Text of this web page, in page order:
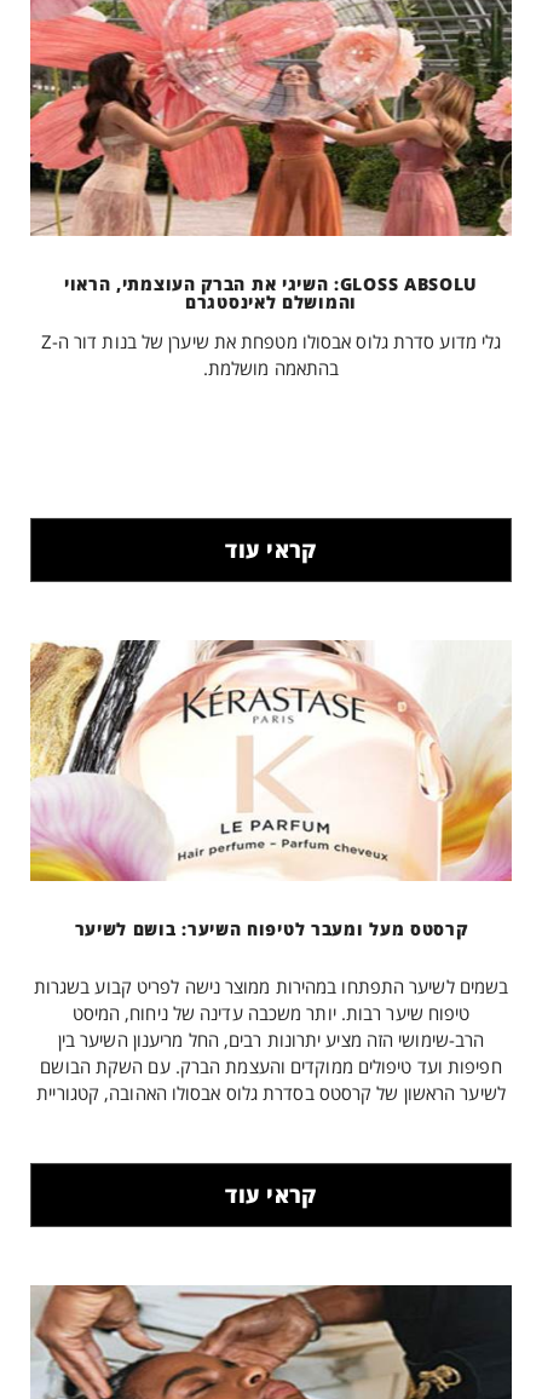
GLOSS ABSOLU: השיגי את הברק העוצמתי, הראוי
והמושלם לאינסטגרם
גלי מדוע סדרת גלוס אבסולו מטפחת את שיערן של בנות דור ה-Z
בהתאמה מושלמת.
קראי עוד
קרסטס מעל ומעבר לטיפוח השיער: בושם לשיער
בשמים לשיער התפתחו במהירות ממוצר נישה לפריט קבוע בשגרות
טיפוח שיער רבות. יותר משכבה עדינה של ניחוח, המיסט
הרב-שימושי הזה מציע יתרונות רבים, החל מריענון השיער בין
חפיפות ועד טיפולים ממוקדים והעצמת הברק. עם השקת הבושם
לשיער הראשון של קרסטס בסדרת גלוס אבסולו האהובה, קטגוריית
קראי עוד